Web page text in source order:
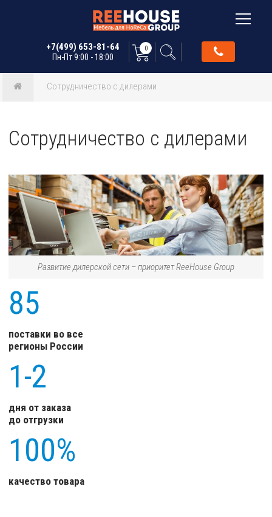
+7(499) 653-81-64
Пн-Пт 9:00 - 18:00
0
Сотрудничество с дилерами
Сотрудничество с дилерами
Развитие дилерской сети – приоритет ReeHouse Group
85
поставки во все
регионы России
1-2
дня от заказа
до отгрузки
100%
качество товара